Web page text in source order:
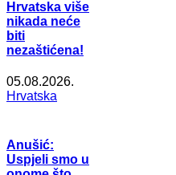
Hrvatska više
nikada neće
biti
nezaštićena!
05.08.2026.
Hrvatska
Anušić:
Uspjeli smo u